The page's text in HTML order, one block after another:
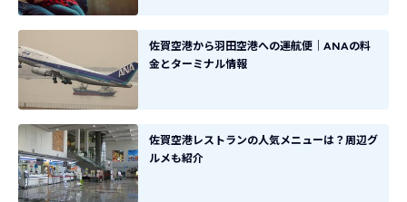
佐賀空港から羽田空港への運航便｜ANAの料
金とターミナル情報
佐賀空港レストランの人気メニューは？周辺グ
ルメも紹介